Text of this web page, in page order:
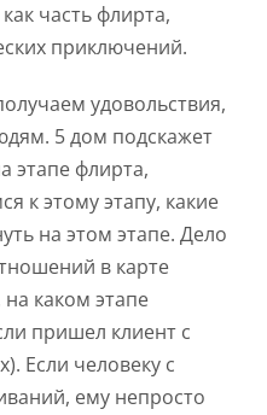
часть флирта,
приключений.
удовольствия,
5 дом подскажет
этапе флирта,
к этому этапу, какие
на этом этапе. Дело
в карте
каком этапе
пришел клиент с
Если человеку с
ему непросто